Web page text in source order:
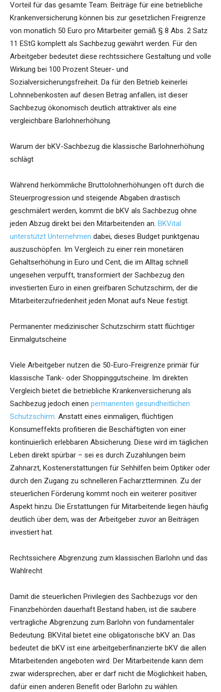
Vorteil für das gesamte Team. Beiträge für eine betriebliche
Krankenversicherung können bis zur gesetzlichen Freigrenze
von monatlich 50 Euro pro Mitarbeiter gemäß § 8 Abs. 2 Satz
11 EStG komplett als Sachbezug gewährt werden. Für den
Arbeitgeber bedeutet diese rechtssichere Gestaltung und volle
Wirkung bei 100 Prozent Steuer- und
Sozialversicherungsfreiheit. Da für den Betrieb keinerlei
Lohnnebenkosten auf diesen Betrag anfallen, ist dieser
Sachbezug ökonomisch deutlich attraktiver als eine
vergleichbare Barlohnerhöhung.
Warum der bKV-Sachbezug die klassische Barlohnerhöhung
schlägt
Während herkömmliche Bruttolohnerhöhungen oft durch die
Steuerprogression und steigende Abgaben drastisch
geschmälert werden, kommt die bKV als Sachbezug ohne
jeden Abzug direkt bei den Mitarbeitenden an. BKVital
unterstützt Unternehmen dabei, dieses Budget punktgenau
auszuschöpfen. Im Vergleich zu einer rein monetären
Gehaltserhöhung in Euro und Cent, die im Alltag schnell
ungesehen verpufft, transformiert der Sachbezug den
investierten Euro in einen greifbaren Schutzschirm, der die
Mitarbeiterzufriedenheit jeden Monat aufs Neue festigt.
Permanenter medizinischer Schutzschirm statt flüchtiger
Einmalgutscheine
Viele Arbeitgeber nutzen die 50-Euro-Freigrenze primär für
klassische Tank- oder Shoppinggutscheine. Im direkten
Vergleich bietet die betriebliche Krankenversicherung als
Sachbezug jedoch einen permanenten gesundheitlichen
Schutzschirm. Anstatt eines einmaligen, flüchtigen
Konsumeffekts profitieren die Beschäftigten von einer
kontinuierlich erlebbaren Absicherung. Diese wird im täglichen
Leben direkt spürbar – sei es durch Zuzahlungen beim
Zahnarzt, Kostenerstattungen für Sehhilfen beim Optiker oder
durch den Zugang zu schnelleren Facharztterminen. Zu der
steuerlichen Förderung kommt noch ein weiterer positiver
Aspekt hinzu. Die Erstattungen für Mitarbeitende liegen häufig
deutlich über dem, was der Arbeitgeber zuvor an Beiträgen
investiert hat.
Rechtssichere Abgrenzung zum klassischen Barlohn und das
Wahlrecht
Damit die steuerlichen Privilegien des Sachbezugs vor den
Finanzbehörden dauerhaft Bestand haben, ist die saubere
vertragliche Abgrenzung zum Barlohn von fundamentaler
Bedeutung. BKVital bietet eine obligatorische bKV an. Das
bedeutet die bKV ist eine arbeitgeberfinanzierte bKV die allen
Mitarbeitenden angeboten wird. Der Mitarbeitende kann dem
zwar widersprechen, aber er darf nicht die Möglichkeit haben,
dafür einen anderen Benefit oder Barlohn zu wählen.